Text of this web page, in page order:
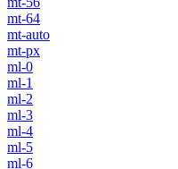
mt-64
mt-auto
mt-px
ml-0
ml-1
ml-2
ml-3
ml-4
ml-5
ml-6